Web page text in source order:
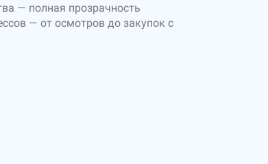
— полная прозрачность
— от осмотров до закупок с